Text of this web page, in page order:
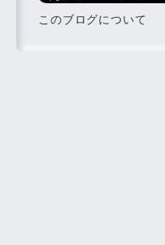
このブログについて